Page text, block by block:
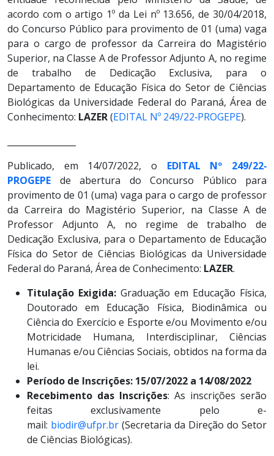
acordo com o artigo 1º da Lei nº 13.656, de 30/04/2018,
do Concurso Público para provimento de 01 (uma) vaga
para o cargo de professor da Carreira do Magistério
Superior, na Classe A de Professor Adjunto A, no regime
de trabalho de Dedicação Exclusiva, para o
Departamento de Educação Física do Setor de Ciências
Biológicas da Universidade Federal do Paraná, Área de
Conhecimento: LAZER(EDITAL Nº 249/22‐PROGEPE).
Publicado, em 14/07/2022, o EDITAL Nº 249/22‐
PROGEPE de abertura do Concurso Público para
provimento de 01 (uma) vaga para o cargo de professor
da Carreira do Magistério Superior, na Classe A de
Professor Adjunto A, no regime de trabalho de
Dedicação Exclusiva, para o Departamento de Educação
Física do Setor de Ciências Biológicas da Universidade
Federal do Paraná, Área de Conhecimento: LAZER.
Titulação Exigida: Graduação em Educação Física,
Doutorado em Educação Física, Biodinâmica ou
Ciência do Exercício e Esporte e/ou Movimento e/ou
Motricidade Humana, Interdisciplinar, Ciências
Humanas e/ou Ciências Sociais, obtidos na forma da
lei.
Período de Inscrições: 15/07/2022 a 14/08/2022
Recebimento das Inscrições: As inscrições serão
feitas exclusivamente pelo e-
mail: biodir@ufpr.br (Secretaria da Direção do Setor
de Ciências Biológicas).